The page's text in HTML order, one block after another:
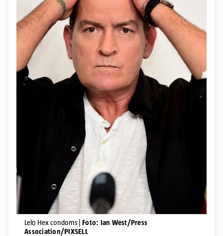
Lelo Hex condoms | Foto: Ian West/Press
Association/PIXSELL